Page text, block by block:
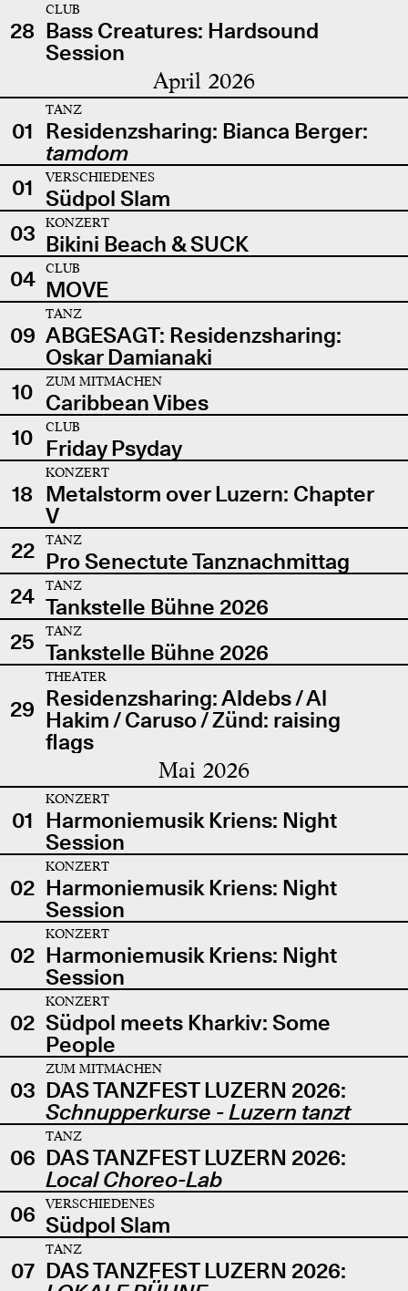
28
CLUB
Bass Creatures: Hardsound
Session
April 2026
01
TANZ
Residenzsharing: Bianca Berger:
tamdom
01
VERSCHIEDENES
Südpol Slam
03
KONZERT
Bikini Beach & SUCK
04
CLUB
MOVE
09
TANZ
ABGESAGT: Residenzsharing:
Oskar Damianaki
10
ZUM MITMACHEN
Caribbean Vibes
10
CLUB
Friday Psyday
18
KONZERT
Metalstorm over Luzern: Chapter
V
22
TANZ
Pro Senectute Tanznachmittag
24
TANZ
Tankstelle Bühne 2026
25
TANZ
Tankstelle Bühne 2026
29
THEATER
Residenzsharing: Aldebs / Al
Hakim / Caruso / Zünd: raising
flags
Mai 2026
01
KONZERT
Harmoniemusik Kriens: Night
Session
02
KONZERT
Harmoniemusik Kriens: Night
Session
02
KONZERT
Harmoniemusik Kriens: Night
Session
02
KONZERT
Südpol meets Kharkiv: Some
People
03
ZUM MITMACHEN
DAS TANZFEST LUZERN 2026:
Schnupperkurse - Luzern tanzt
06
TANZ
DAS TANZFEST LUZERN 2026:
Local Choreo-Lab
06
VERSCHIEDENES
Südpol Slam
07
TANZ
DAS TANZFEST LUZERN 2026: